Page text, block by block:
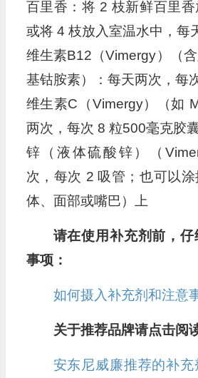
百里香：将 2 枝新鲜百里
或将 4 枝放入室温水中，每
维生素B12（Vimergy）（
基钴胺素）：每天两次，每
维生素C（Vimergy）（如
两次，每次 8 粒500毫克胶
锌（液体硫酸锌）（
次，每次 2 吸管；也可以
体、面部或嘴巴）上
请在使用补充剂前，
事项：
如何摄入补充剂和注意
关于推荐品牌请点击阅
安东尼威廉推荐的补